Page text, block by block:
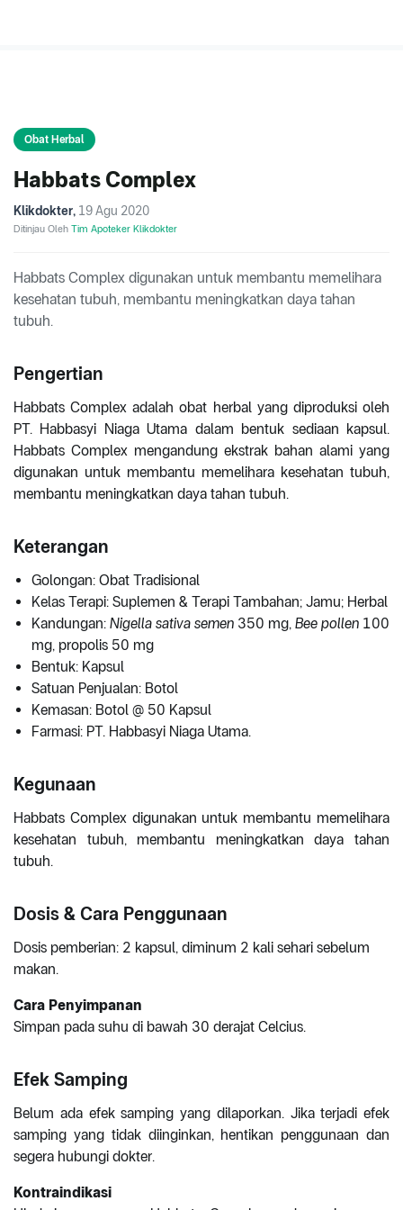
Obat Herbal
Habbats Complex
Klikdokter, 19 Agu 2020
Ditinjau Oleh Tim Apoteker Klikdokter
Habbats Complex digunakan untuk membantu memelihara
kesehatan tubuh, membantu meningkatkan daya tahan
tubuh.
Pengertian
Habbats Complex adalah obat herbal yang diproduksi oleh
PT. Habbasyi Niaga Utama dalam bentuk sediaan kapsul.
Habbats Complex mengandung ekstrak bahan alami yang
digunakan untuk membantu memelihara kesehatan tubuh,
membantu meningkatkan daya tahan tubuh.
Keterangan
Golongan: Obat Tradisional
Kelas Terapi: Suplemen & Terapi Tambahan; Jamu; Herbal
Kandungan: Nigella sativa semen 350 mg, Bee pollen 100
mg, propolis 50 mg
Bentuk: Kapsul
Satuan Penjualan: Botol
Kemasan: Botol @ 50 Kapsul
Farmasi: PT. Habbasyi Niaga Utama.
Kegunaan
Habbats Complex digunakan untuk membantu memelihara
kesehatan tubuh, membantu meningkatkan daya tahan
tubuh.
Dosis & Cara Penggunaan
Dosis pemberian: 2 kapsul, diminum 2 kali sehari sebelum
makan.
Cara Penyimpanan
Simpan pada suhu di bawah 30 derajat Celcius.
Efek Samping
Belum ada efek samping yang dilaporkan. Jika terjadi efek
samping yang tidak diinginkan, hentikan penggunaan dan
segera hubungi dokter.
Kontraindikasi